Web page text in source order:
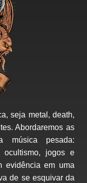
seja metal, death,
Abordaremos as
música pesada:
ocultismo, jogos e
evidência em uma
de se esquivar da